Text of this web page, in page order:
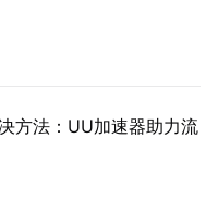
方法：UU加速器助力流